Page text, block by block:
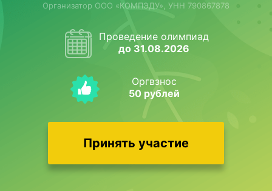
Организатор ООО «КОМПЭДУ», УНН 790867878
Проведение олимпиад
до 31.08.2026
Оргвзнос
50 рублей
Принять участие